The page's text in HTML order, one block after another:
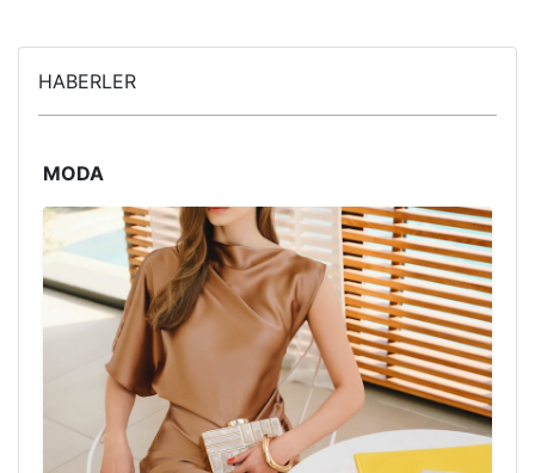
HABERLER
MODA